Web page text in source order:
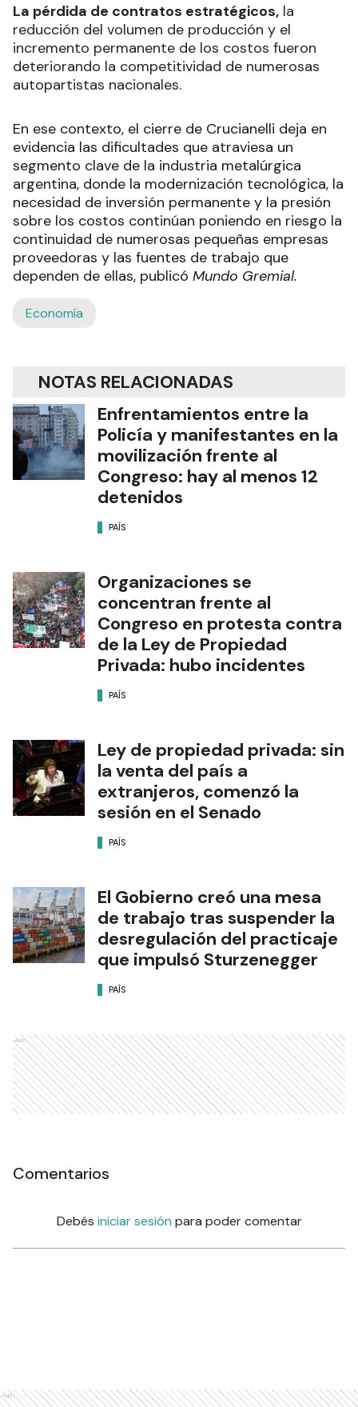
La pérdida de contratos estratégicos, la
reducción del volumen de producción y el
incremento permanente de los costos fueron
deteriorando la competitividad de numerosas
autopartistas nacionales.
En ese contexto, el cierre de Crucianelli deja en
evidencia las dificultades que atraviesa un
segmento clave de la industria metalúrgica
argentina, donde la modernización tecnológica, la
necesidad de inversión permanente y la presión
sobre los costos continúan poniendo en riesgo la
continuidad de numerosas pequeñas empresas
proveedoras y las fuentes de trabajo que
dependen de ellas, publicó Mundo Gremial.
Economía
NOTAS RELACIONADAS
Enfrentamientos entre la
Policía y manifestantes en la
movilización frente al
Congreso: hay al menos 12
detenidos
PAÍS
Organizaciones se
concentran frente al
Congreso en protesta contra
de la Ley de Propiedad
Privada: hubo incidentes
PAÍS
Ley de propiedad privada: sin
la venta del país a
extranjeros, comenzó la
sesión en el Senado
PAÍS
El Gobierno creó una mesa
de trabajo tras suspender la
desregulación del practicaje
que impulsó Sturzenegger
PAÍS
Ads
Comentarios
Debés iniciar sesión para poder comentar
Ads